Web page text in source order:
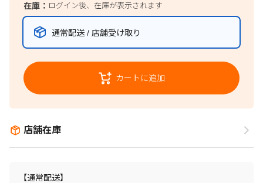
在庫： ログイン後、在庫が表示されます
通常配送 / 店舗受け取り
カートに追加
店舗在庫
【通常配送】